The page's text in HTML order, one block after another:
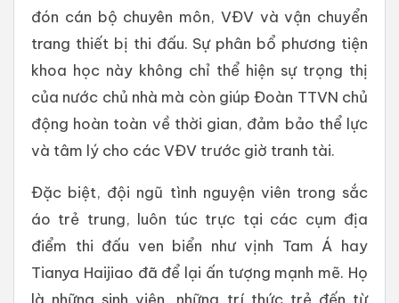
đón cán bộ chuyên môn, VĐV và vận chuyển
trang thiết bị thi đấu. Sự phân bổ phương tiện
khoa học này không chỉ thể hiện sự trọng thị
của nước chủ nhà mà còn giúp Đoàn TTVN chủ
động hoàn toàn về thời gian, đảm bảo thể lực
và tâm lý cho các VĐV trước giờ tranh tài.
Đặc biệt, đội ngũ tình nguyện viên trong sắc
áo trẻ trung, luôn túc trực tại các cụm địa
điểm thi đấu ven biển như vịnh Tam Á hay
Tianya Haijiao đã để lại ấn tượng mạnh mẽ. Họ
là những sinh viên, những trí thức trẻ đến từ